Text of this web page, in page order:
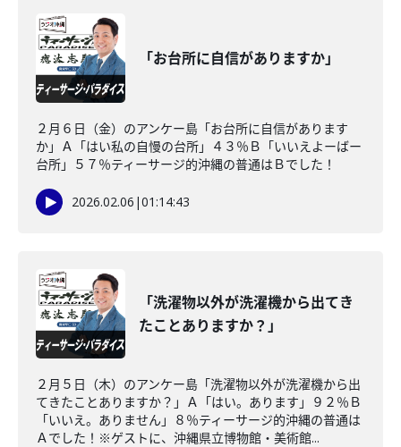
「お台所に自信がありますか」
２月６日（金）のアンケー島「お台所に自信があります
か」Ａ「はい私の自慢の台所」４３％Ｂ「いいえよーばー
台所」５７％ティーサージ的沖縄の普通はＢでした！
2026.02.06 |01:14:43
「洗濯物以外が洗濯機から出てき
たことありますか？」
２月５日（木）のアンケー島「洗濯物以外が洗濯機から出
てきたことありますか？」Ａ「はい。あります」９２％Ｂ
「いいえ。ありません」８％ティーサージ的沖縄の普通は
Ａでした！※ゲストに、沖縄県立博物館・美術館...